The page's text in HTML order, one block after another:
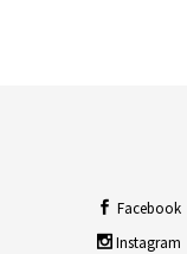
Facebook
Instagram